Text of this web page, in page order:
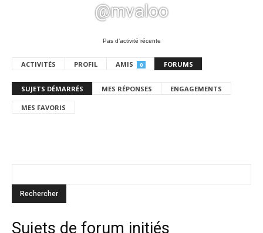
@mvaloo
Pas d’activité récente
ACTIVITÉS PROFIL AMIS 0 FORUMS
SUJETS DÉMARRÉS MES RÉPONSES ENGAGEMENTS
MES FAVORIS
Sujets de forum initiés